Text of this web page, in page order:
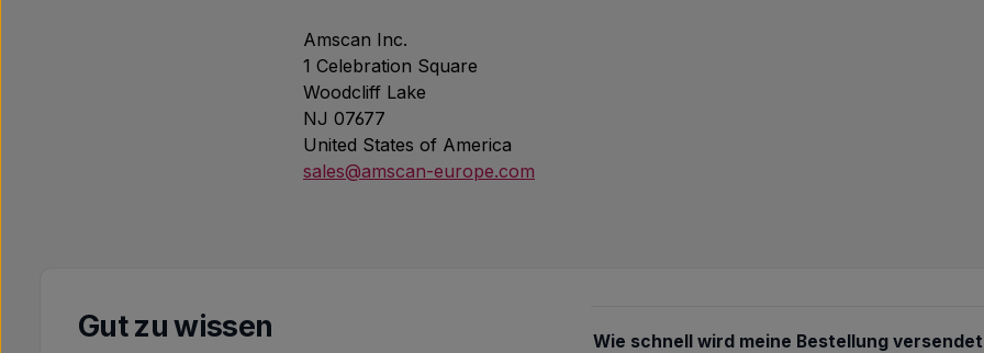
Amscan Inc.
1 Celebration Square
Woodcliff Lake
NJ 07677
United States of America
sales@amscan-europe.com
Gut zu wissen Wie schnell wird meine Bestellung